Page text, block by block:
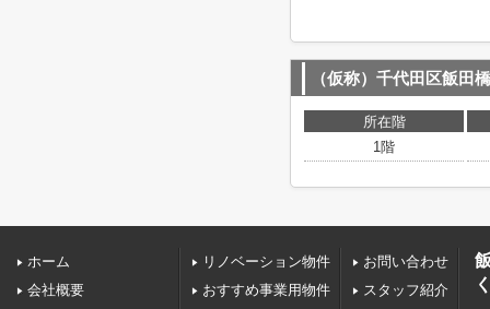
（仮称）千代田区飯田
所在階
1階
ホーム
会社概要
リノベーション物件
おすすめ事業用物件
お問い合わせ
スタッフ紹介